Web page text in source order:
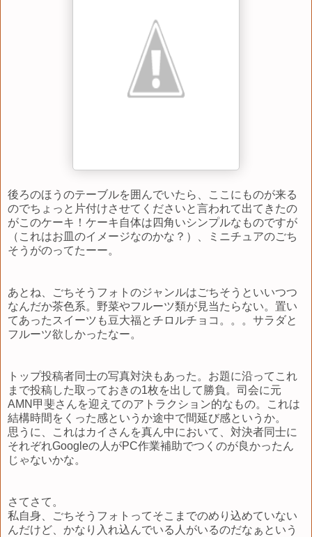
後ろのほうのテーブルを囲んでいたら、ここにものが来る
のでちょっと片付けさせてくださいと言われて出てきたの
がこのケーキ！ケーキ自体は四角いシンプルなものですが
（これはお皿のイメージなのかな？）、ミニチュアのごち
そうがのってたーー。
あとね、ごちそうフォトのジャンルはごちそうといいつつ
なんだか茶色系。野菜やフルーツ類が見当たらない。置い
てあったスイーツも豆大福とチロルチョコ。。。サラダと
フルーツ欲しかったなー。
トップ投稿者同士の写真対決もあった。お題に沿ってこれ
まで投稿した取っておきの1枚を出して勝負。司会に元
AMN甲斐さんを迎えてのアトラクション的なもの。これは
結構時間をくった感というか途中で間延び感というか。
思うに、これはカイさんを真ん中において、対決者同士に
それぞれGoogleの人がPC作業補助でつくのが良かったん
じゃないかな。
さてさて。
私自身、ごちそうフォトってそこまでのめり込めていない
んだけど、かなり入れ込んでいる人がいるのだなぁという